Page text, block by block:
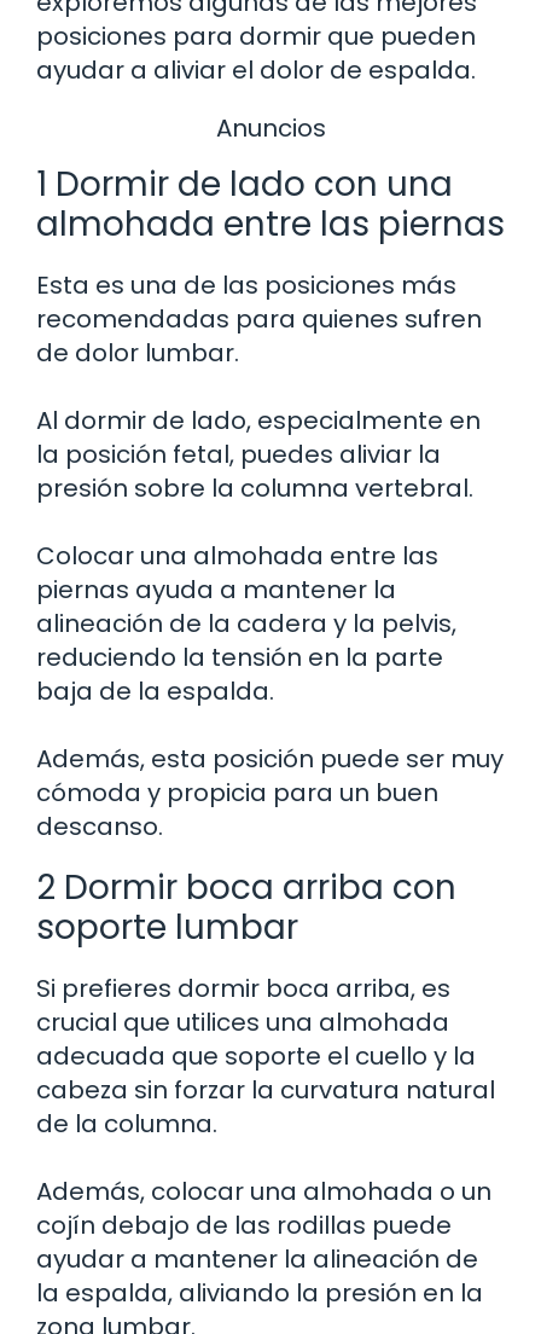
posiciones para dormir que pueden
ayudar a aliviar el dolor de espalda.
Anuncios
1 Dormir de lado con una
almohada entre las piernas
Esta es una de las posiciones más
recomendadas para quienes sufren
de dolor lumbar.
Al dormir de lado, especialmente en
la posición fetal, puedes aliviar la
presión sobre la columna vertebral.
Colocar una almohada entre las
piernas ayuda a mantener la
alineación de la cadera y la pelvis,
reduciendo la tensión en la parte
baja de la espalda.
Además, esta posición puede ser muy
cómoda y propicia para un buen
descanso.
2 Dormir boca arriba con
soporte lumbar
Si prefieres dormir boca arriba, es
crucial que utilices una almohada
adecuada que soporte el cuello y la
cabeza sin forzar la curvatura natural
de la columna.
Además, colocar una almohada o un
cojín debajo de las rodillas puede
ayudar a mantener la alineación de
la espalda, aliviando la presión en la
zona lumbar.